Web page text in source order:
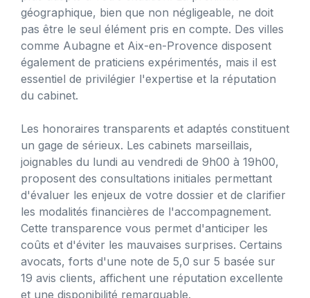
géographique, bien que non négligeable, ne doit
pas être le seul élément pris en compte. Des villes
comme Aubagne et Aix-en-Provence disposent
également de praticiens expérimentés, mais il est
essentiel de privilégier l'expertise et la réputation
du cabinet.
Les honoraires transparents et adaptés constituent
un gage de sérieux. Les cabinets marseillais,
joignables du lundi au vendredi de 9h00 à 19h00,
proposent des consultations initiales permettant
d'évaluer les enjeux de votre dossier et de clarifier
les modalités financières de l'accompagnement.
Cette transparence vous permet d'anticiper les
coûts et d'éviter les mauvaises surprises. Certains
avocats, forts d'une note de 5,0 sur 5 basée sur
19 avis clients, affichent une réputation excellente
et une disponibilité remarquable.